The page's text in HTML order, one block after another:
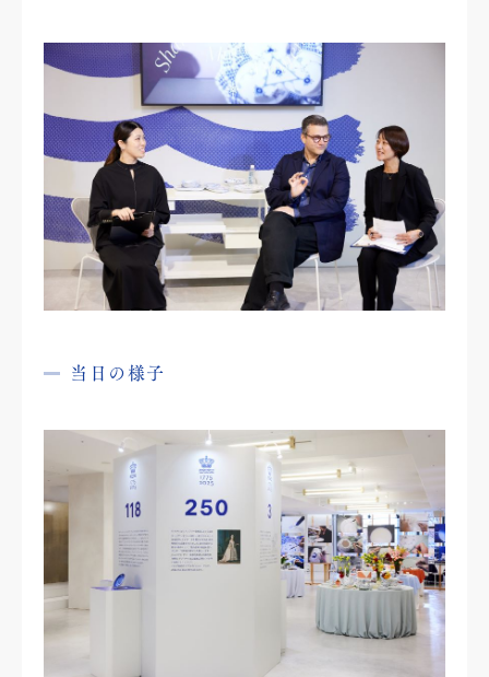
当日の様子